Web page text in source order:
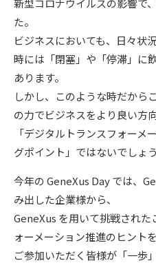
新型コロナウイルスの影響で
た。
ビジネスにおいても、日々状
時には「閉塞」や「停滞」に
あります。
しかし、このような時だから
の力でビジネスをより良い方
「デジタルトランスフォーメ
グポイント」ではないでしょう
今年の GeneXus Day では、
み出した企業様から、
GeneXus を用いて挑戦され
ォーメーション推進のヒント
ご参加いただく皆様が「一歩